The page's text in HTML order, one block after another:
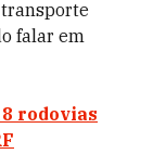
falar em
rodovias